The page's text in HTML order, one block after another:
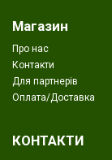
Магазин
Про нас
Контакти
Для партнерів
Оплата/Доставка
КОНТАКТИ